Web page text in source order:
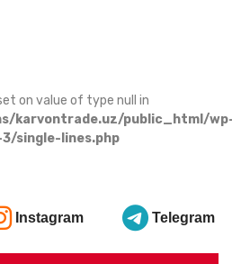
on value of type null in
karvontrade.uz/public_html/
single-lines.php
Instagram Telegram